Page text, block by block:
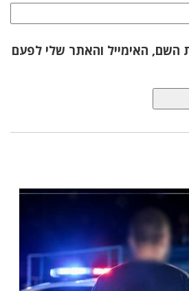
השם, האימייל והאתר שלי לפעם